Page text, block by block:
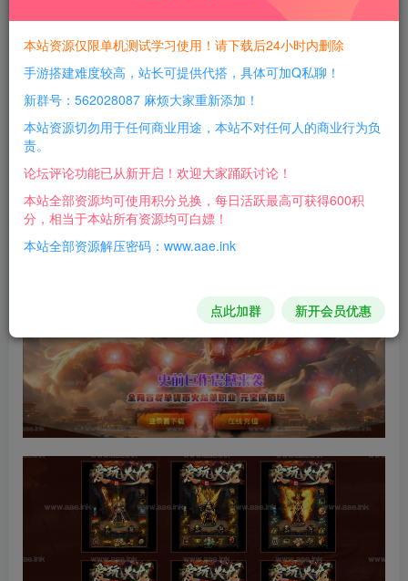
每日活跃最高可获得600积分！所有资源可以使用
积分免费兑换！
游戏介绍：
多色光柱，华丽时装值得一玩！
游戏截图：
本站资源仅限单机测试学习使用！请下载后24小时内删除
手游搭建难度较高，站长可提供代搭，具体可加Q私聊！
新群号：562028087 麻烦大家重新添加！
本站资源切勿用于任何商业用途，本站不对任何人的商业行为负
责。
论坛评论功能已从新开启！欢迎大家踊跃讨论！
本站全部资源均可使用积分兑换，每日活跃最高可获得600积
分，相当于本站所有资源均可白嫖！
本站全部资源解压密码：www.aae.ink
点此加群 新开会员优惠